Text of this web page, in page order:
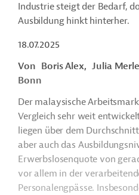
Industrie steigt der Bedarf,
Ausbildung hinkt hinterher.
18.07.2025
Von Boris Alex, Julia Merle
Bonn
Der malaysische
Vergleich sehr weit
liegen über dem
aber auch das
Erwerbslosenquote von
vor allem in der
Personalengpässe.